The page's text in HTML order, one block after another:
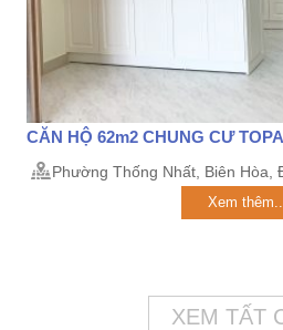
CĂN HỘ 62m2 CHUNG CƯ
Phường Thống Nhất, Biên Hòa,
Xem
XEM TẤT